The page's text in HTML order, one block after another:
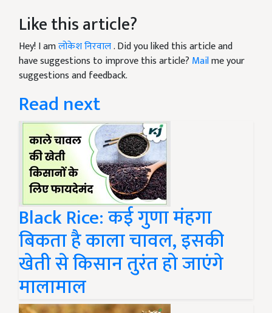
Like this article?
Hey! I amलोकेश निरवाल. Did you liked this article and
have suggestions to improve this article? Mailme your
suggestions and feedback.
Read next
Black Rice: कई गुणा मंहगा
बिकता है काला चावल, इसकी
खेती से किसान तुरंत हो जाएंगे
मालामाल